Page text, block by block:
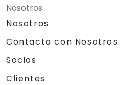
Nosotros
Nosotros
Contacta con Nosotros
Socios
Clientes